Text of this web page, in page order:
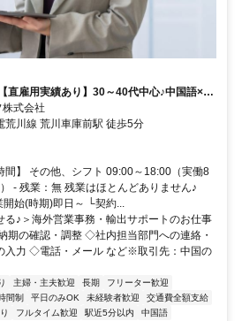
直雇用実績あり】30～40代中心♪中国語×輸
式会社
荒川線 荒川車庫前駅 徒歩5分
間】 その他、シフト 09:00～18:00（実働8
- 残業：無 残業はほとんどありません♪
始(時期)即日～ └契約...
る♪＞海外営業事務・輸出サポートのお仕事
の確認・調整 ◇社内担当部門への連絡・
入力 ◇電話・メール など※取引先：中国の
主婦・主夫歓迎 長期
フリーター歓迎
間制 平日のみOK 未経験者歓迎
交通費全額支給
フルタイム歓迎 駅近5分以内
中国語